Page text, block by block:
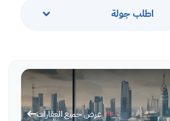
اطلب جولة
عرض جميع العقارات